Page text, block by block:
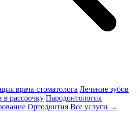
врача-стоматолога Лечение зубов
в рассрочку Пародонтология
Ортодонтия Все услуги →